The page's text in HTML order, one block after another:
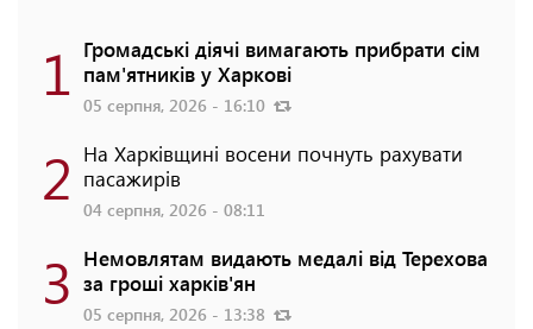
1 Громадські діячі вимагають прибрати сім
пам'ятників у Харкові
05 серпня, 2026 - 16:10
2 На Харківщині восени почнуть рахувати
пасажирів
04 серпня, 2026 - 08:11
3 Немовлятам видають медалі від Терехова
за гроші харків'ян
05 серпня, 2026 - 13:38